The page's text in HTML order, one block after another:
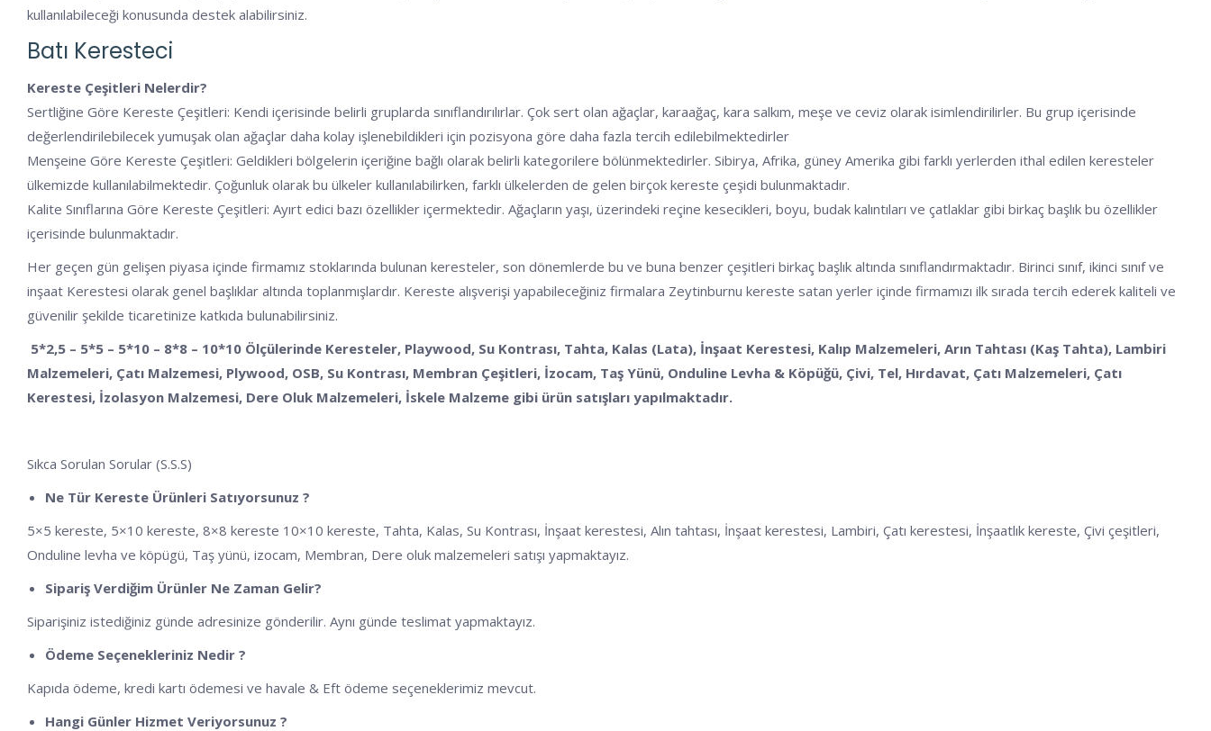
kullanılabileceği konusunda destek alabilirsiniz.
Batı Keresteci
Kereste Çeşitleri Nelerdir?
Sertliğine Göre Kereste Çeşitleri: Kendi içerisinde belirli gruplarda sınıflandırılırlar. Çok sert olan ağaçlar, karaağaç, kara salkım, meşe ve ceviz olarak isimlendirilirler. Bu grup içerisinde
değerlendirilebilecek yumuşak olan ağaçlar daha kolay işlenebildikleri için pozisyona göre daha fazla tercih edilebilmektedirler
Menşeine Göre Kereste Çeşitleri: Geldikleri bölgelerin içeriğine bağlı olarak belirli kategorilere bölünmektedirler. Sibirya, Afrika, güney Amerika gibi farklı yerlerden ithal edilen keresteler
ülkemizde kullanılabilmektedir. Çoğunluk olarak bu ülkeler kullanılabilirken, farklı ülkelerden de gelen birçok kereste çeşidi bulunmaktadır.
Kalite Sınıflarına Göre Kereste Çeşitleri: Ayırt edici bazı özellikler içermektedir. Ağaçların yaşı, üzerindeki reçine kesecikleri, boyu, budak kalıntıları ve çatlaklar gibi birkaç başlık bu özellikler
içerisinde bulunmaktadır.
Her geçen gün gelişen piyasa içinde firmamız stoklarında bulunan keresteler, son dönemlerde bu ve buna benzer çeşitleri birkaç başlık altında sınıflandırmaktadır. Birinci sınıf, ikinci sınıf ve
inşaat Kerestesi olarak genel başlıklar altında toplanmışlardır. Kereste alışverişi yapabileceğiniz firmalara Zeytinburnu kereste satan yerler içinde firmamızı ilk sırada tercih ederek kaliteli ve
güvenilir şekilde ticaretinize katkıda bulunabilirsiniz.
5*2,5 – 5*5 – 5*10 – 8*8 – 10*10 Ölçülerinde Keresteler, Playwood, Su Kontrası, Tahta, Kalas (Lata), İnşaat Kerestesi, Kalıp Malzemeleri, Arın Tahtası (Kaş Tahta), Lambiri
Malzemeleri, Çatı Malzemesi, Plywood, OSB, Su Kontrası, Membran Çeşitleri, İzocam, Taş Yünü, Onduline Levha & Köpüğü, Çivi, Tel, Hırdavat, Çatı Malzemeleri, Çatı
Kerestesi, İzolasyon Malzemesi, Dere Oluk Malzemeleri, İskele Malzeme gibi ürün satışları yapılmaktadır.
Sıkca Sorulan Sorular (S.S.S)
Ne Tür Kereste Ürünleri Satıyorsunuz ?
5×5 kereste, 5×10 kereste, 8×8 kereste 10×10 kereste, Tahta, Kalas, Su Kontrası, İnşaat kerestesi, Alın tahtası, İnşaat kerestesi, Lambiri, Çatı kerestesi, İnşaatlık kereste, Çivi çeşitleri,
Onduline levha ve köpügü, Taş yünü, izocam, Membran, Dere oluk malzemeleri satışı yapmaktayız.
Sipariş Verdiğim Ürünler Ne Zaman Gelir?
Siparişiniz istediğiniz günde adresinize gönderilir. Aynı günde teslimat yapmaktayız.
Ödeme Seçenekleriniz Nedir ?
Kapıda ödeme, kredi kartı ödemesi ve havale & Eft ödeme seçeneklerimiz mevcut.
Hangi Günler Hizmet Veriyorsunuz ?